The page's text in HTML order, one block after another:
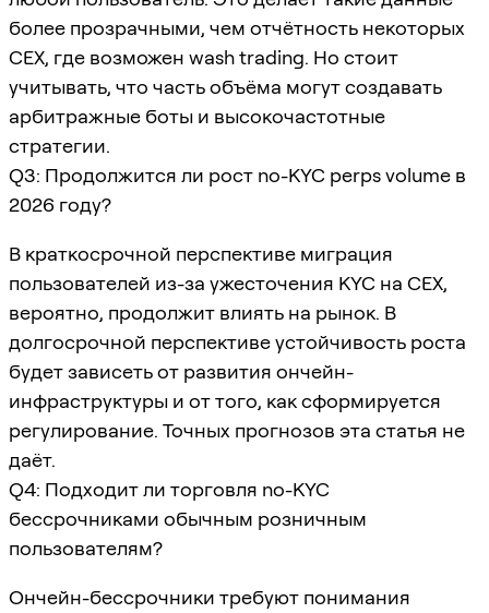
более прозрачными, чем отчётность некоторых
CEX, где возможен wash trading. Но стоит
учитывать, что часть объёма могут создавать
арбитражные боты и высокочастотные
стратегии.
Q3: Продолжится ли рост no-KYC perps volume в
2026 году?
В краткосрочной перспективе миграция
пользователей из-за ужесточения KYC на CEX,
вероятно, продолжит влиять на рынок. В
долгосрочной перспективе устойчивость роста
будет зависеть от развития ончейн-
инфраструктуры и от того, как сформируется
регулирование. Точных прогнозов эта статья не
даёт.
Q4: Подходит ли торговля no-KYC
бессрочниками обычным розничным
пользователям?
Ончейн-бессрочники требуют понимания